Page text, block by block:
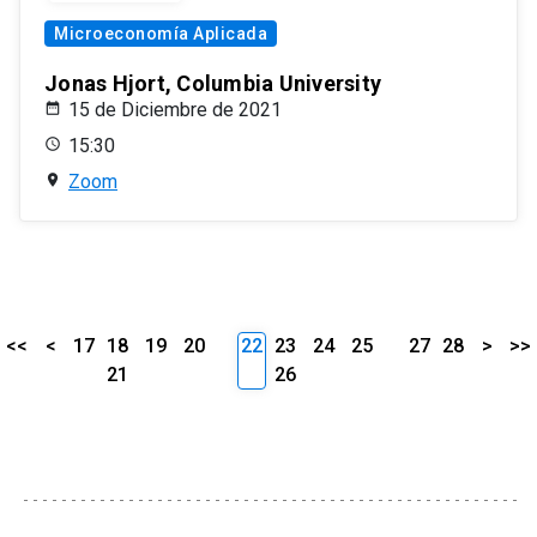
Microeconomía Aplicada
Jonas Hjort, Columbia University
15 de Diciembre de 2021
15:30
Zoom
<< < 17 18 19
20
21
22 23 24
25
26
27 28 > >>